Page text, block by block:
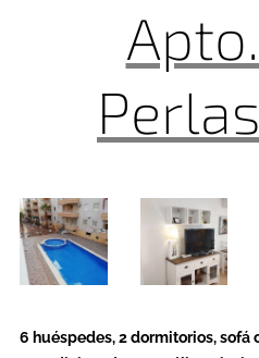
Perlas
6 huéspedes, 2 dormitorios, sofá